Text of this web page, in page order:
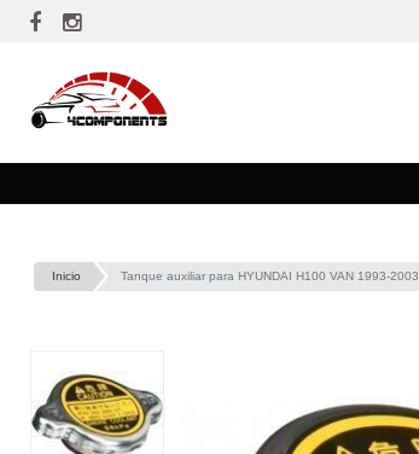
Inicio Tanque auxiliar para HYUNDAI H100 VAN 1993-2003